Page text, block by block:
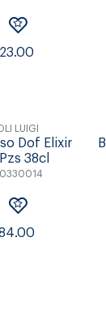
23.00
LUIGI
Dof Elixir
38cl